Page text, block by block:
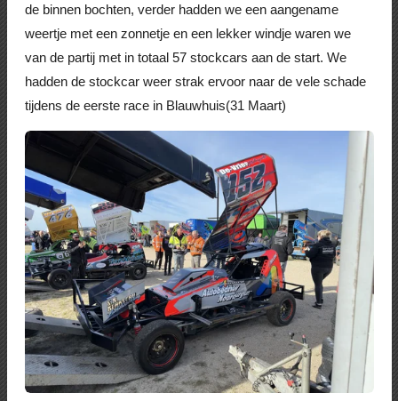
de binnen bochten, verder hadden we een aangename
weertje met een zonnetje en een lekker windje waren we
van de partij met in totaal 57 stockcars aan de start. We
hadden de stockcar weer strak ervoor naar de vele schade
tijdens de eerste race in Blauwhuis(31 Maart)